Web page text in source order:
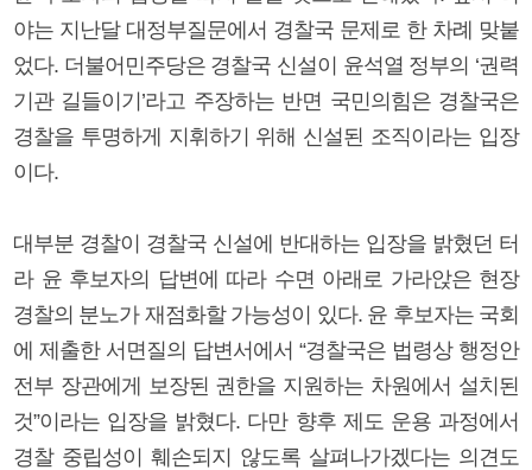
야는 지난달 대정부질문에서 경찰국 문제로 한 차례 맞붙
었다. 더불어민주당은 경찰국 신설이 윤석열 정부의 ‘권력
기관 길들이기’라고 주장하는 반면 국민의힘은 경찰국은
경찰을 투명하게 지휘하기 위해 신설된 조직이라는 입장
이다.
대부분 경찰이 경찰국 신설에 반대하는 입장을 밝혔던 터
라 윤 후보자의 답변에 따라 수면 아래로 가라앉은 현장
경찰의 분노가 재점화할 가능성이 있다. 윤 후보자는 국회
에 제출한 서면질의 답변서에서 “경찰국은 법령상 행정안
전부 장관에게 보장된 권한을 지원하는 차원에서 설치된
것”이라는 입장을 밝혔다. 다만 향후 제도 운용 과정에서
경찰 중립성이 훼손되지 않도록 살펴나가겠다는 의견도